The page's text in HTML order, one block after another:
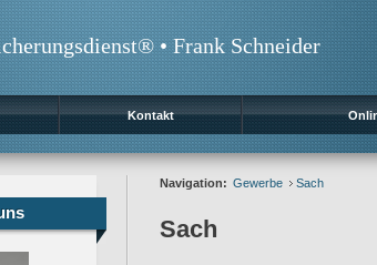
• Frank Schneider
Kontakt
Navigation: Gewerbe Sach
Sach